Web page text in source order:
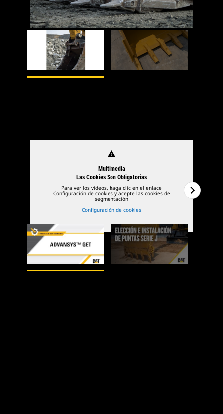
warning
Multimedia
Las Cookies Son Obligatorias
Para ver los videos, haga clic en el enlace
Configuración de cookies y acepte las cookies de
segmentación
Configuración de cookies